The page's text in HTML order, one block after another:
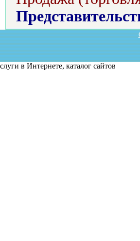
в Интернете, каталог сайтов